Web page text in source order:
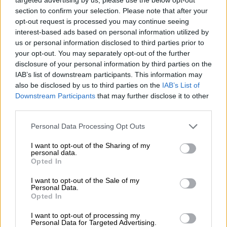
section to confirm your selection. Please note that after your
opt-out request is processed you may continue seeing
interest-based ads based on personal information utilized by
us or personal information disclosed to third parties prior to
your opt-out. You may separately opt-out of the further
disclosure of your personal information by third parties on the
IAB’s list of downstream participants. This information may
also be disclosed by us to third parties on the IAB’s List of
Downstream Participants that may further disclose it to other
Personal Data Processing Opt Outs
I want to opt-out of the Sharing of my
personal data.
Opted In
I want to opt-out of the Sale of my
Personal Data.
Opted In
I want to opt-out of processing my
Personal Data for Targeted Advertising.
LABERINTO ESPAÑOL | SALUD,CONSUMO, BIENESTAR
La Fase 1 da paso a aglomeraciones
en terrazas, playas y parques,
aunque de forma minoritaria
España ha pasado este 25 de mayo en todas las
provincias a la fase1 y la fase 2 respectivamente,
La estampa de las calles, las terrazas, los parques
de múltiples ciudades españolas, dan una idea de
la alegría con la que los españoles se han tomado
restricciones- a la calle y a encontrarse, en grupos
muy tasados con sus amigos y familiares. No